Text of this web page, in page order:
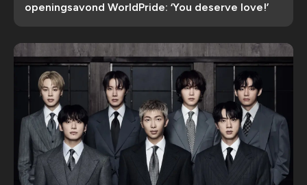
openingsavond WorldPride: ‘You deserve love!’